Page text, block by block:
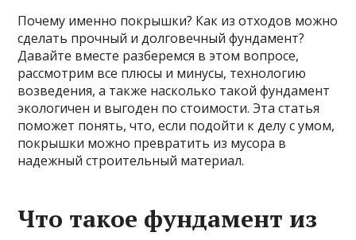
Почему именно покрышки? Как из отходов можно
сделать прочный и долговечный фундамент?
Давайте вместе разберемся в этом вопросе,
рассмотрим все плюсы и минусы, технологию
возведения, а также насколько такой фундамент
экологичен и выгоден по стоимости. Эта статья
поможет понять, что, если подойти к делу с умом,
покрышки можно превратить из мусора в
надежный строительный материал.
Что такое фундамент из